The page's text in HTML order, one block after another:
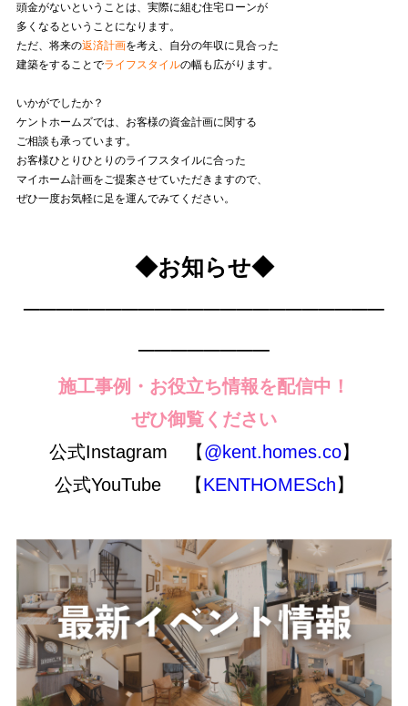
頭金がないということは、実際に組む住宅ローンが
多くなるということになります。
ただ、将来の返済計画を考え、自分の年収に見合った
建築をすることでライフスタイルの幅も広がります。
いかがでしたか？
ケントホームズでは、お客様の資金計画に関する
ご相談も承っています。
お客様ひとりひとりのライフスタイルに合った
マイホーム計画をご提案させていただきますので、
ぜひ一度お気軽に足を運んでみてください。
◆お知らせ◆
──────────────────────
────────
施工事例・お役立ち情報を配信中！
ぜひ御覧ください
公式Instagram 【@kent.homes.co】
公式YouTube 【KENTHOMESch】